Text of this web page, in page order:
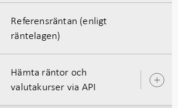
Referensräntan (enligt
räntelagen)
Hämta räntor och
valutakurser via API